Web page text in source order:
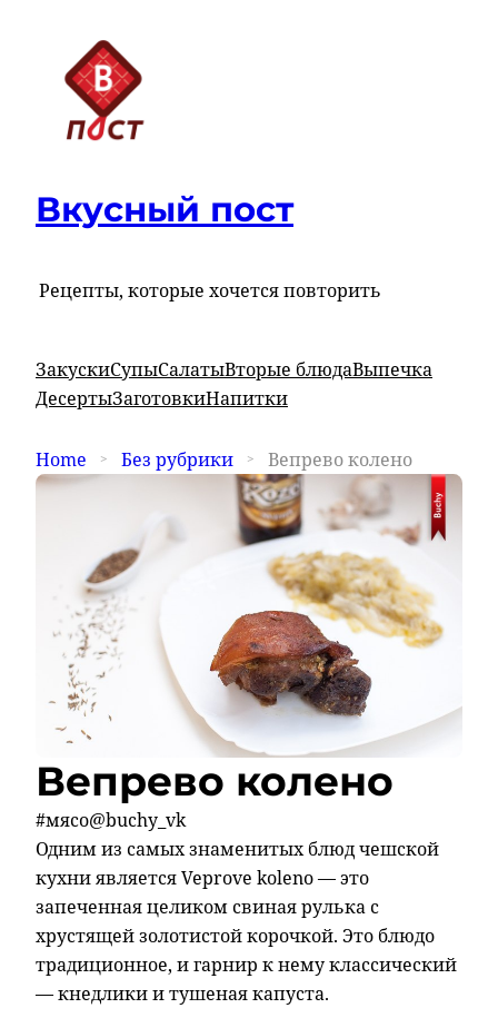
Вкусный пост
Рецепты, которые хочется повторить
ЗакускиСупыСалатыВторые блюдаВыпечка
ДесертыЗаготовкиНапитки
Home Без рубрики Вепрево колено
Вепрево колено
#мясо@buchy_vk
Одним из самых знаменитых блюд чешской
кухни является Veprove koleno — это
запеченная целиком свиная рулька с
хрустящей золотистой корочкой. Это блюдо
традиционное, и гарнир к нему классический
— кнедлики и тушеная капуста.